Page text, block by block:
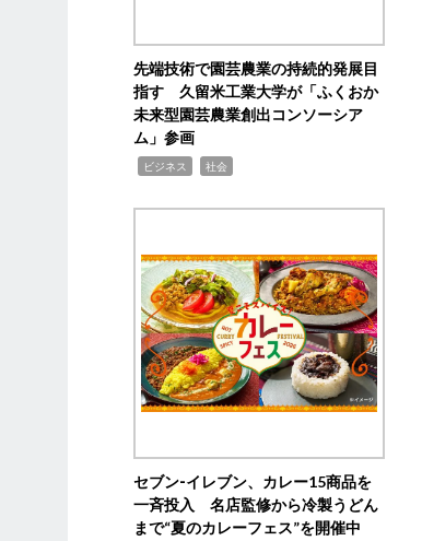
先端技術で園芸農業の持続的発展目
指す 久留米工業大学が「ふくおか
未来型園芸農業創出コンソーシア
ム」参画
ビジネス 社会
セブン‐イレブン、カレー15商品を
一斉投入 名店監修から冷製うどん
まで“夏のカレーフェス”を開催中